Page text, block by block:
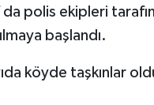
polis ekipleri
başlandı.
köyde taşkınlar